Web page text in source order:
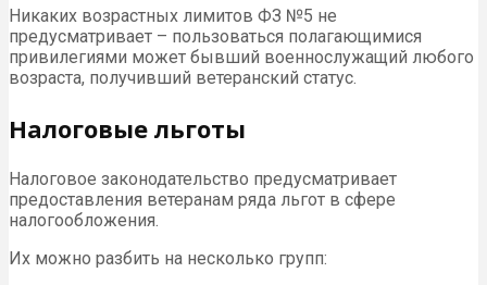
Никаких возрастных лимитов ФЗ №5 не
предусматривает – пользоваться полагающимися
привилегиями может бывший военнослужащий любого
возраста, получивший ветеранский статус.
Налоговые льготы
Налоговое законодательство предусматривает
предоставления ветеранам ряда льгот в сфере
налогообложения.
Их можно разбить на несколько групп: